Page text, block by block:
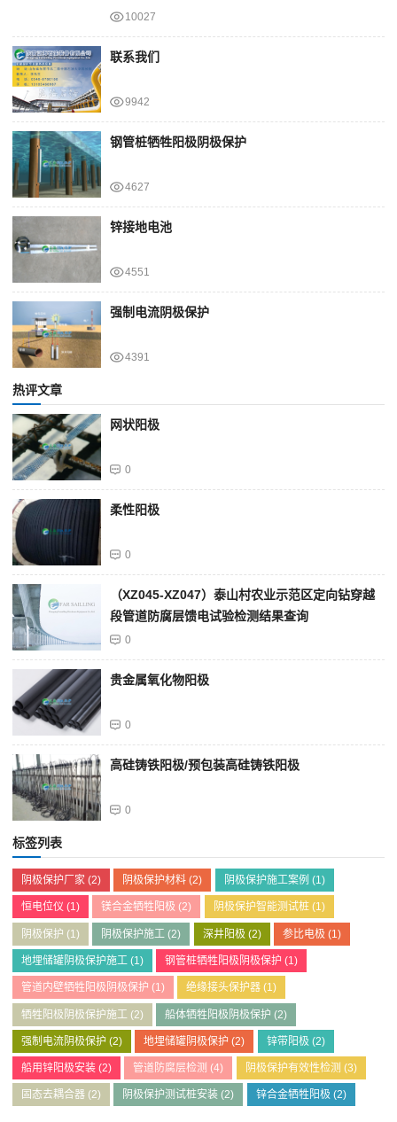
10027
联系我们
9942
钢管桩牺牲阳极阴极保护
4627
锌接地电池
4551
强制电流阴极保护
4391
热评文章
网状阳极
0
柔性阳极
0
（XZ045-XZ047）泰山村农业示范区定向钻穿越
段管道防腐层馈电试验检测结果查询
0
贵金属氧化物阳极
0
高硅铸铁阳极/预包装高硅铸铁阳极
0
标签列表
阴极保护厂家 (2) 阴极保护材料 (2) 阴极保护施工案例 (1)
恒电位仪 (1) 镁合金牺牲阳极 (2) 阴极保护智能测试桩(1)
阴极保护 (1) 阴极保护施工 (2) 深井阳极 (2) 参比电极 (1)
地埋储罐阴极保护施工 (1) 钢管桩牺牲阳极阴极保护 (1)
管道内壁牺牲阳极阴极保护 (1) 绝缘接头保护器 (1)
牺牲阳极阴极保护施工 (2) 船体牺牲阳极阴极保护 (2)
强制电流阴极保护 (2) 地埋储罐阴极保护 (2) 锌带阳极 (2)
船用锌阳极安装 (2) 管道防腐层检测 (4) 阴极保护有效性检测 (3)
固态去耦合器 (2) 阴极保护测试桩安装 (2) 锌合金牺牲阳极 (2)